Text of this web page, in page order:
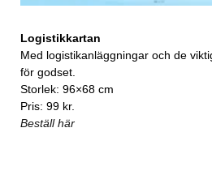
Logistikkartan
Med logistikanläggningar och de
för godset.
Storlek: 96×68 cm
Pris: 99 kr.
Beställ här